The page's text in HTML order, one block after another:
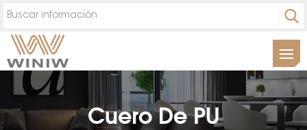
Cuero De PU